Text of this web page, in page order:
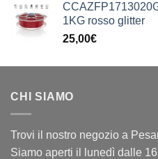
1KG rosso glitter
25,00€
CHI SIAMO
Trovi il nostro negozio a
Siamo aperti il lunedì dalle